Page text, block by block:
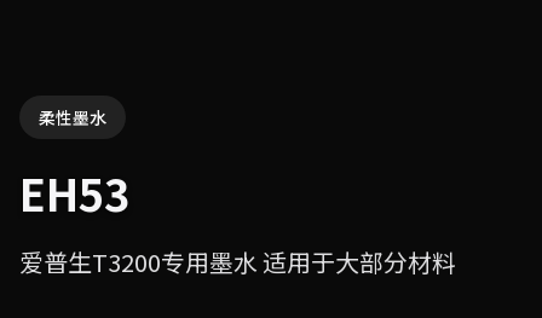
柔性墨水
EH53
爱普生T3200专用墨水 适用于大部分材料